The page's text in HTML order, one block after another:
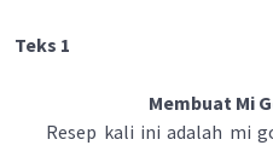
Teks 1
Membuat Mi
Resep kali ini adalah mi